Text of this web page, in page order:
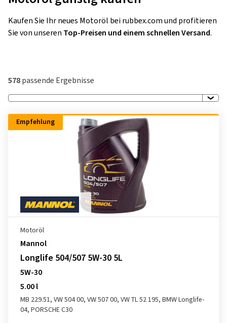
Kaufen Sie Ihr neues Motoröl bei rubbex.com und profitieren
Sie von unseren Top-Preisen und einem schnellen Versand.
578passende Ergebnisse
Empfehlung
Motoröl
Mannol
Longlife 504/507 5W-30 5L
5W-30
5.00 l
MB 229.51, VW 504 00, VW 507 00, VW TL 52 195, BMW Longlife-
04, PORSCHE C30